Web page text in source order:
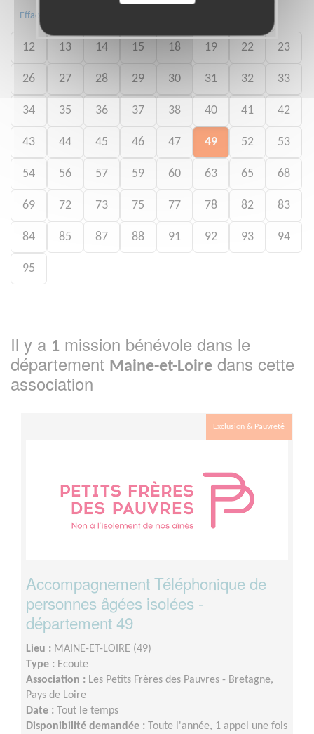
Effacer
12 13 14 15 18 19 22 23
26 27 28 29 30 31 32 33
34 35 36 37 38 40 41 42
43 44 45 46 47 49 52 53
54 56 57 59 60 63 65 68
69 72 73 75 77 78 82 83
84 85 87 88 91 92 93 94
95
Il y a 1 mission bénévole dans le
département Maine-et-Loire dans cette
association
Exclusion & Pauvreté
Accompagnement Téléphonique de
personnes âgées isolées -
département 49
Lieu : MAINE-ET-LOIRE (49)
Type : Ecoute
Association : Les Petits Frères des Pauvres - Bretagne,
Pays de Loire
Date : Tout le temps
Disponibilité demandée : Toute l'année, 1 appel une fois